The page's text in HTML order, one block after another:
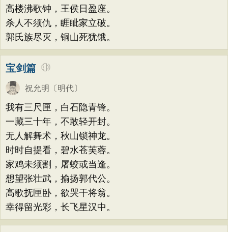
高楼沸歌钟，王侯日盈座。
杀人不须仇，睚眦家立破。
郭氏族尽灭，铜山死犹饿。
宝剑篇
祝允明 〔明代〕
我有三尺匣，白石隐青锋。
一藏三十年，不敢轻开封。
无人解舞术，秋山锁神龙。
时时自提看，碧水苍芙蓉。
家鸡未须割，屠蛟或当逢。
想望张壮武，揄扬郭代公。
高歌抚匣卧，欲哭干将翁。
幸得留光彩，长飞星汉中。